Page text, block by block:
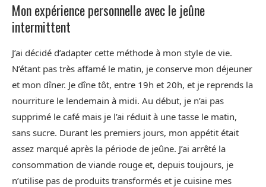
Mon expérience personnelle avec le jeûne
intermittent
J’ai décidé d’adapter cette méthode à mon style de vie.
N’étant pas très affamé le matin, je conserve mon déjeuner
et mon dîner. Je dîne tôt, entre 19h et 20h, et je reprends la
nourriture le lendemain à midi. Au début, je n’ai pas
supprimé le café mais je l’ai réduit à une tasse le matin,
sans sucre. Durant les premiers jours, mon appétit était
assez marqué après la période de jeûne. J’ai arrêté la
consommation de viande rouge et, depuis toujours, je
n’utilise pas de produits transformés et je cuisine mes